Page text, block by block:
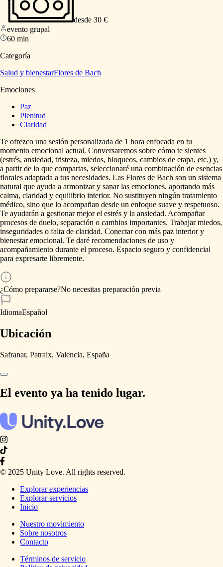
desde 30 €
evento grupal
60 min
Categoría
Salud y bienestarFlores de Bach
Emociones
Paz
Plenitud
Claridad
Te ofrezco una sesión personalizada de 1 hora enfocada en tu
momento emocional actual. Conversaremos sobre cómo te sientes
(estrés, ansiedad, tristeza, miedos, bloqueos, cambios de etapa, etc.) y,
a partir de lo que compartas, seleccionaré una combinación de esencias
florales adaptada a tus necesidades. Las Flores de Bach son un sistema
natural que ayuda a armonizar y sanar las emociones, aportando más
calma, claridad y equilibrio interior. No sustituyen ningún tratamiento
médico, sino que lo acompañan desde un enfoque suave y respetuoso.
Te ayudarán a gestionar mejor el estrés y la ansiedad. Acompañar
procesos de duelo, separación o cambios importantes. Trabajar miedos,
inseguridades o falta de claridad. Conectar con más paz interior y
bienestar emocional. Te daré recomendaciones de uso y
acompañamiento durante el proceso. Espacio seguro y confidencial
para expresarte libremente.
¿Cómo prepararse?No necesitas preparación previa
IdiomaEspañol
Ubicación
Safranar, Patraix, Valencia, España
El evento ya ha tenido lugar.
© 2025 Unity Love. All rights reserved.
Explorar experiencias
Explorar servicios
Inicio
Nuestro movimiento
Sobre nosotros
Contacto
Términos de servicio